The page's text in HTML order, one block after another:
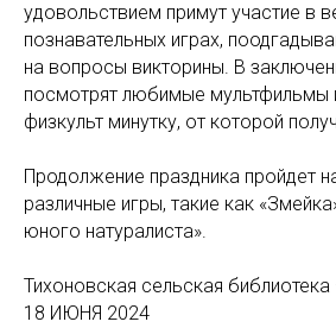
удовольствием примут участие в
познавательных играх,
на вопросы викторины. В
посмотрят любимые мультфильмы
физкульт минутку, от которой
Продолжение праздника пройдет
различные игры, такие как
юного натуралиста».
Тихоновская сельская
18 ИЮНЯ 2024